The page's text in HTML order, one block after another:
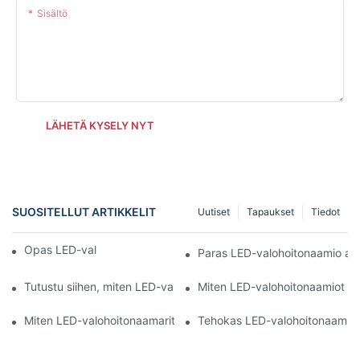
Sisältö
LÄHETÄ KYSELY NYT
SUOSITELLUT ARTIKKELIT Tiedot
Tapaukset
Uutiset
Opas LED-valohoitomaskeihin Paras LED-valohoitonaamio
Tutustu siihen, miten LED-valohoitonaamio voi muuttaa ihoasi
Miten LED-valohoitonaamiot
Miten LED-valohoitonaamarit vertautuvat muihin hoitoihin
Tehokas LED-